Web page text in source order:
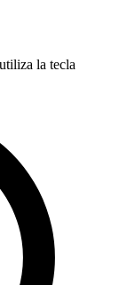
la tecla